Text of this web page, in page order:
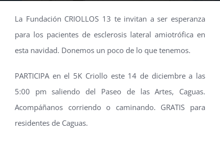
La Fundación CRIOLLOS 13 te invitan a ser esperanza
para los pacientes de esclerosis lateral amiotrófica en
esta navidad. Donemos un poco de lo que tenemos.
PARTICIPA en el 5K Criollo este 14 de diciembre a las
5:00 pm saliendo del Paseo de las Artes, Caguas.
Acompáñanos corriendo o caminando. GRATIS para
residentes de Caguas.